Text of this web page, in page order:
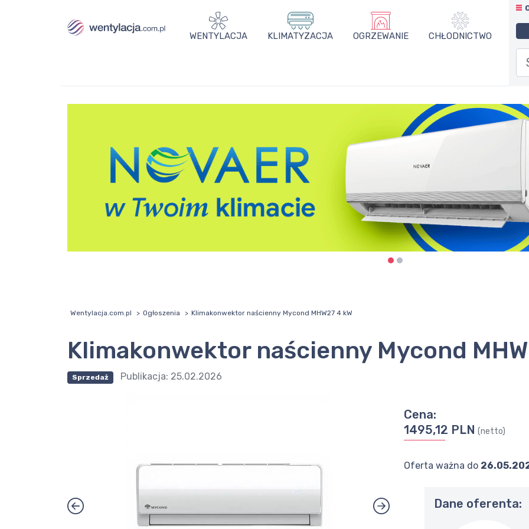
WENTYLACJA KLIMATYZACJA OGRZEWANIE CHŁODNICTWO
Wentylacja.com.pl Ogłoszenia Klimakonwektor naścienny Mycond MHW27 4 kW
Klimakonwektor naścienny Mycond
Sprzedaż Publikacja: 25.02.2026
Cena:
1495,12 PLN (netto)
Oferta ważna do
Dane oferenta: